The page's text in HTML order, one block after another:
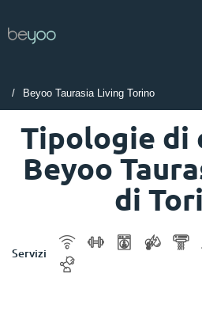
Chi siamo
Sedi
English (GB)
English (US)
Chinese
Català
Beyoo Taurasia Living Torino
Tipologie di
Beyoo
di
Servizi